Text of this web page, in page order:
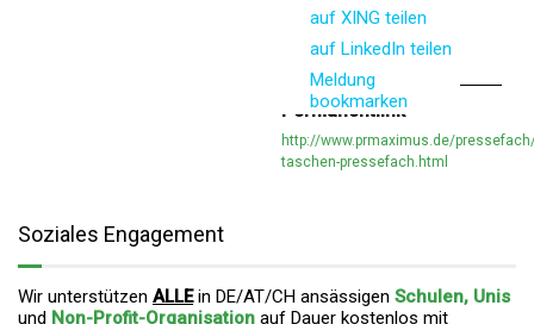
auf XING teilen
auf LinkedIn teilen
Meldung
bookmarken
Permanentlink
http://www.prmaximus.de/
taschen-pressefach.html
Soziales Engagement
Wir unterstützen ALLEin DE/AT/CH ansässigen Schulen, Unis
und Non-Profit-Organisation auf Dauer kostenlos mit